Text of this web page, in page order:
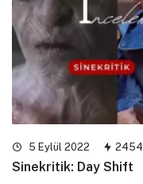
5 Eylül 2022 2454
Sinekritik: Day Shift